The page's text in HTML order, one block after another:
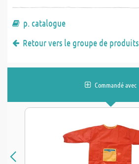
p. catalogue
Retour vers le groupe de produits
Commandé avec